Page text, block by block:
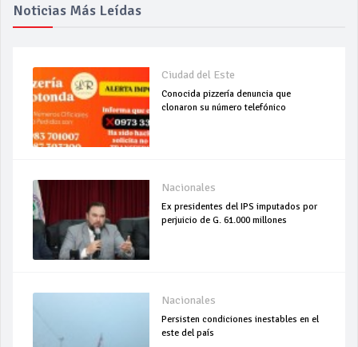
Noticias Más Leídas
Ciudad del Este
Conocida pizzería denuncia que
clonaron su número telefónico
Nacionales
Ex presidentes del IPS imputados por
perjuicio de G. 61.000 millones
Nacionales
Persisten condiciones inestables en el
este del país